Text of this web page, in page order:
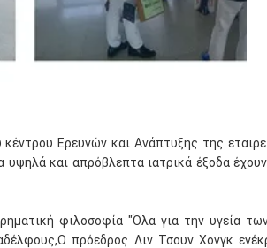
Ερευνών και Ανάπτυξης της
υψηλά και απρόβλεπτα ιατρικά έξοδα
φιλοσοφία "Όλα για την υγεία
πρόεδρος Λιν Τσουν Χονγκ